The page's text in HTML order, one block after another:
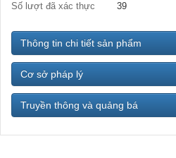
Số lượt đã xác thực
39
Thông tin chi tiết sản phẩm
Cơ sở pháp lý
Truyền thông và quảng bá